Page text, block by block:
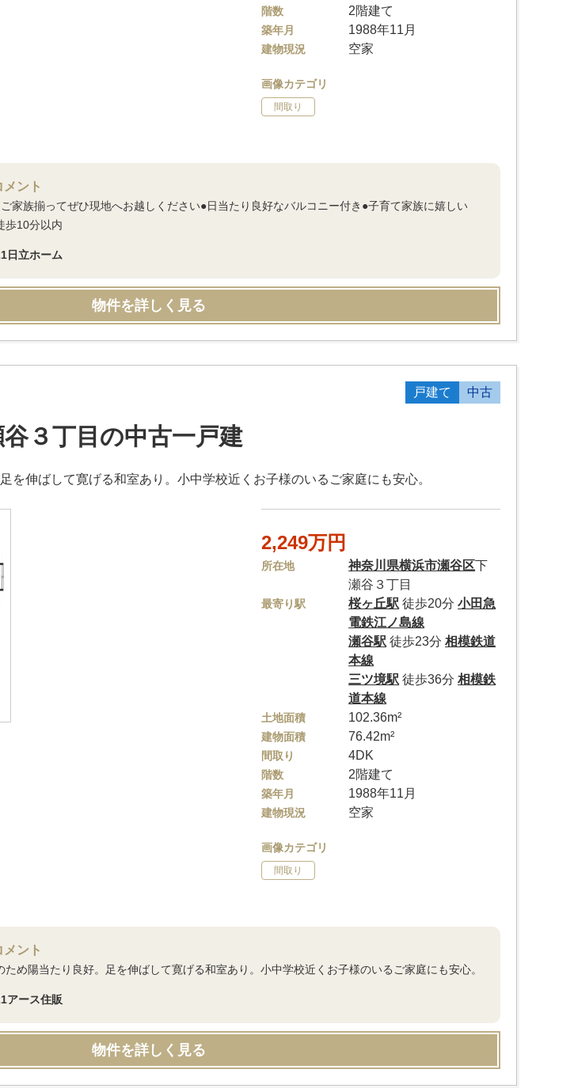
階数 2階建て
築年月 1988年11月
建物現況 空家
画像カテゴリ
間取り
ント
家族揃ってぜひ現地へお越しください●日当たり良好なバルコニー付き●子育て家族に嬉しい
歩10分以内
日立ホーム
物件を詳しく見る
戸建て 中古
３丁目の中古一戸建
を伸ばして寛げる和室あり。小中学校近くお子様のいるご家庭にも安心。
2,249万円
所在地 神奈川県横浜市瀬谷区下
瀬谷３丁目
最寄り駅 桜ヶ丘駅 徒歩20分小田急
電鉄江ノ島線
瀬谷駅 徒歩23分相模鉄道
本線
三ツ境駅 徒歩36分相模鉄
道本線
土地面積 102.36m²
建物面積 76.42m²
間取り 4DK
階数 2階建て
築年月 1988年11月
建物現況 空家
画像カテゴリ
間取り
ント
ため陽当たり良好。足を伸ばして寛げる和室あり。小中学校近くお子様のいるご家庭にも安心。
アース住販
物件を詳しく見る